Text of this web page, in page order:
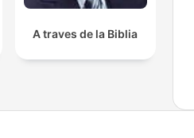
A traves de la Biblia